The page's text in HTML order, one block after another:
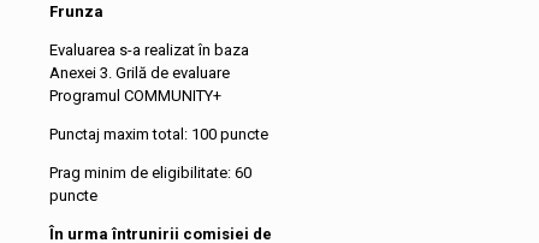
Frunza
Evaluarea s-a realizat în baza
Anexei 3. Grilă de evaluare
Programul COMMUNITY+
Punctaj maxim total: 100 puncte
Prag minim de eligibilitate: 60
puncte
În urma întrunirii comisiei de